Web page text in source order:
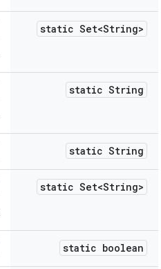
static Set<String>
static String
static String
static Set<String>
static boolean